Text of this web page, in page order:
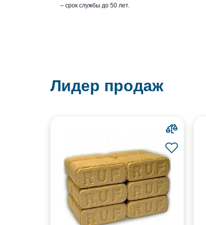
– срок службы до 50 лет.
Лидер продаж